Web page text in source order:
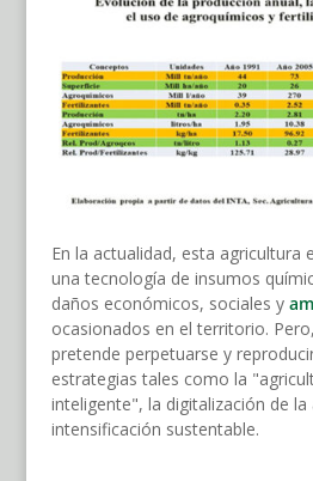
En la actualidad, esta agricultura
una tecnología de insumos
daños económicos, sociales y
ocasionados en el territorio.
pretende perpetuarse y
estrategias tales como la
inteligente", la digitalización de la
intensificación sustentable.